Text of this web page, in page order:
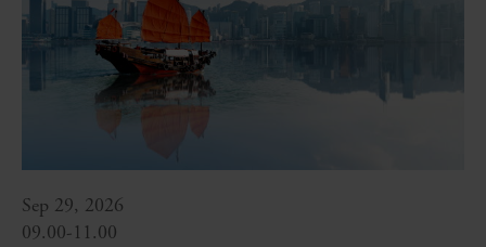
Sep 29, 2026
09.00-11.00